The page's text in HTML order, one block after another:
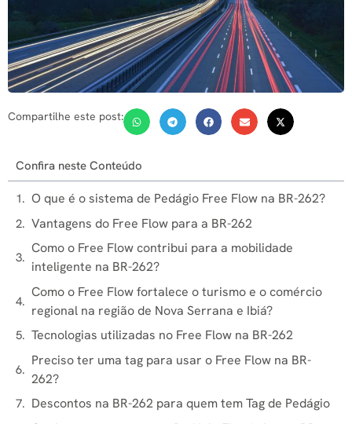
Compartilhe este post:
Confira neste Conteúdo
O que é o sistema de Pedágio Free Flow na BR-262?
Vantagens do Free Flow para a BR-262
Como o Free Flow contribui para a mobilidade
inteligente na BR-262?
Como o Free Flow fortalece o turismo e o comércio
regional na região de Nova Serrana e Ibiá?
Tecnologias utilizadas no Free Flow na BR-262
Preciso ter uma tag para usar o Free Flow na BR-
262?
Descontos na BR-262 para quem tem Tag de Pedágio